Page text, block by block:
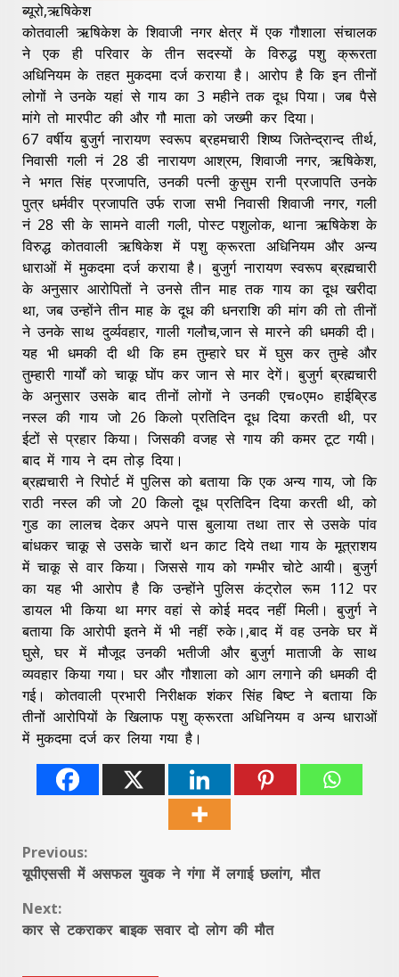
ब्यूरो,ऋषिकेश
कोतवाली ऋषिकेश के शिवाजी नगर क्षेत्र में एक गौशाला संचालक
ने एक ही परिवार के तीन सदस्यों के विरुद्ध पशु क्रूरता
अधिनियम के तहत मुकदमा दर्ज कराया है। आरोप है कि इन तीनों
लोगों ने उनके यहां से गाय का 3 महीने तक दूध पिया। जब पैसे
मांगे तो मारपीट की और गौ माता को जख्मी कर दिया।
67 वर्षीय बुजुर्ग नारायण स्वरूप ब्रहमचारी शिष्य जितेन्द्रान्द तीर्थ,
निवासी गली नं 28 डी नारायण आश्रम, शिवाजी नगर, ऋषिकेश,
ने भगत सिंह प्रजापति, उनकी पत्नी कुसुम रानी प्रजापति उनके
पुत्र धर्मवीर प्रजापति उर्फ राजा सभी निवासी शिवाजी नगर, गली
नं 28 सी के सामने वाली गली, पोस्ट पशुलोक, थाना ऋषिकेश के
विरुद्ध कोतवाली ऋषिकेश में पशु क्रूरता अधिनियम और अन्य
धाराओं में मुकदमा दर्ज कराया है। बुजुर्ग नारायण स्वरूप ब्रह्मचारी
के अनुसार आरोपितों ने उनसे तीन माह तक गाय का दूध खरीदा
था, जब उन्होंने तीन माह के दूध की धनराशि की मांग की तो तीनों
ने उनके साथ दुर्व्यवहार, गाली गलौच,जान से मारने की धमकी दी।
यह भी धमकी दी थी कि हम तुम्हारे घर में घुस कर तुम्हे और
तुम्हारी गार्यों को चाकू घोंप कर जान से मार देगें। बुजुर्ग ब्रह्मचारी
के अनुसार उसके बाद तीनों लोगों ने उनकी एच०एम० हाईब्रिड
नस्ल की गाय जो 26 किलो प्रतिदिन दूध दिया करती थी, पर
ईटों से प्रहार किया। जिसकी वजह से गाय की कमर टूट गयी।
बाद में गाय ने दम तोड़ दिया।
ब्रह्मचारी ने रिपोर्ट में पुलिस को बताया कि एक अन्य गाय, जो कि
राठी नस्ल की जो 20 किलो दूध प्रतिदिन दिया करती थी, को
गुड का लालच देकर अपने पास बुलाया तथा तार से उसके पांव
बांधकर चाकू से उसके चारों थन काट दिये तथा गाय के मूत्राशय
में चाकू से वार किया। जिससे गाय को गम्भीर चोटे आयी। बुजुर्ग
का यह भी आरोप है कि उन्होंने पुलिस कंट्रोल रूम 112 पर
डायल भी किया था मगर वहां से कोई मदद नहीं मिली। बुजुर्ग ने
बताया कि आरोपी इतने में भी नहीं रुके।,बाद में वह उनके घर में
घुसे, घर में मौजूद उनकी भतीजी और बुजुर्ग माताजी के साथ
व्यवहार किया गया। घर और गौशाला को आग लगाने की धमकी दी
गई। कोतवाली प्रभारी निरीक्षक शंकर सिंह बिष्ट ने बताया कि
तीनों आरोपियों के खिलाफ पशु क्रूरता अधिनियम व अन्य धाराओं
में मुकदमा दर्ज कर लिया गया है।
Continue
Reading
Previous:
यूपीएससी में असफल युवक ने गंगा में लगाई छलांग, मौत
Next:
कार से टकराकर बाइक सवार दो लोग की मौत